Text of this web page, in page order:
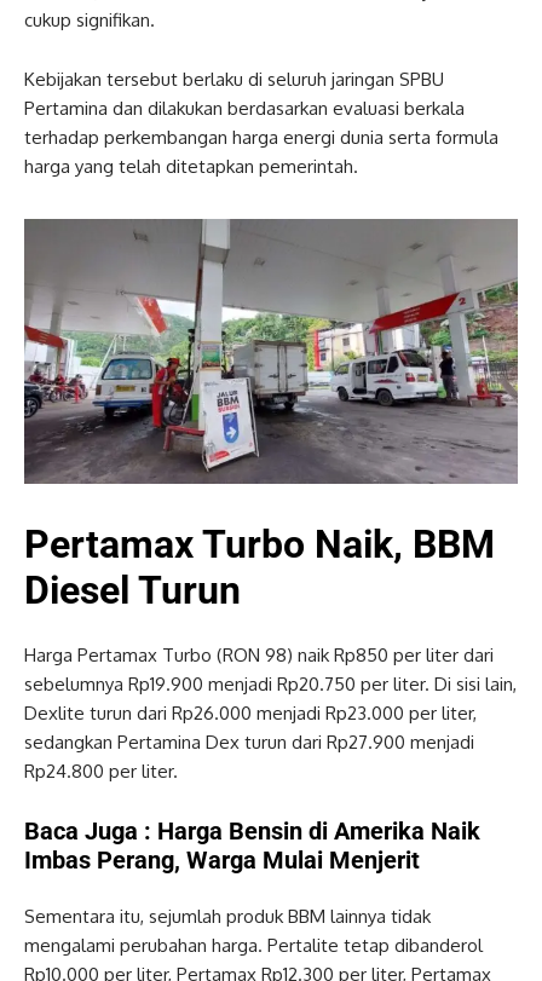
cukup signifikan.
Kebijakan tersebut berlaku di seluruh jaringan SPBU
Pertamina dan dilakukan berdasarkan evaluasi berkala
terhadap perkembangan harga energi dunia serta formula
harga yang telah ditetapkan pemerintah.
Pertamax Turbo Naik, BBM
Diesel Turun
Harga Pertamax Turbo (RON 98) naik Rp850 per liter dari
sebelumnya Rp19.900 menjadi Rp20.750 per liter. Di sisi lain,
Dexlite turun dari Rp26.000 menjadi Rp23.000 per liter,
sedangkan Pertamina Dex turun dari Rp27.900 menjadi
Rp24.800 per liter.
Baca Juga : Harga Bensin di Amerika Naik
Imbas Perang, Warga Mulai Menjerit
Sementara itu, sejumlah produk BBM lainnya tidak
mengalami perubahan harga. Pertalite tetap dibanderol
Rp10.000 per liter, Pertamax Rp12.300 per liter, Pertamax